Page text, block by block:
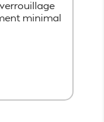
minimal